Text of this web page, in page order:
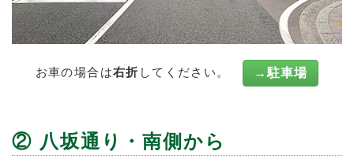
お車の場合は右折 してください。 →駐車場
② 八坂通り・南側から